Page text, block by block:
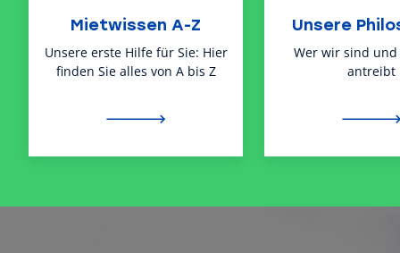
Mietwissen A-Z
Unsere erste Hilfe für Sie: Hier
finden Sie alles von A bis Z
Unsere
Wer wir sind und
antreibt